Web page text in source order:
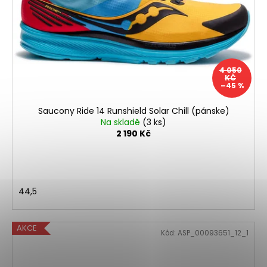
4 050
KČ
–45 %
Saucony Ride 14 Runshield Solar Chill (pánske)
Na skladě (3 ks)
2 190 Kč
44,5
AKCE Kód: ASP_00093651_12_1